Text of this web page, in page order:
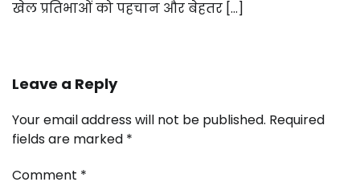
खेल प्रतिभाओं को पहचान और बेहतर […]
Leave a Reply
Your email address will not be published. Required
fields are marked *
Comment *